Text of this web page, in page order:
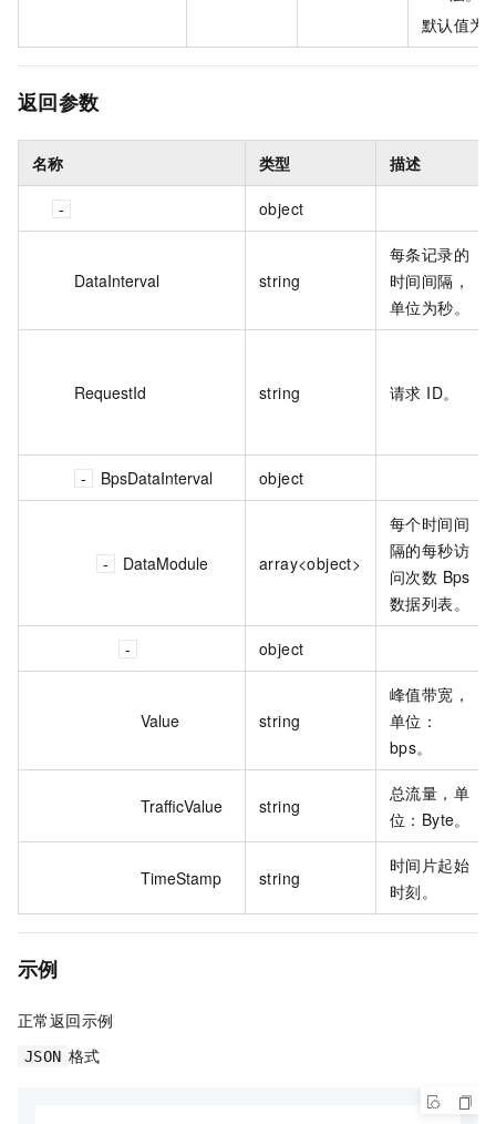
默认值为
返回参数
名称 类型 描述
object
DataInterval string
每条记录的
时间间隔，
单位为秒。
RequestId string 请求 ID。
BpsDataInterval object
DataModule array<object>
每个时间间
隔的每秒访
问次数 Bps
数据列表。
object
Value string
峰值带宽，
单位：
bps。
TrafficValue string
总流量，单
位：Byte。
TimeStamp string
时间片起始
时刻。
示例
正常返回示例
JSON 格式